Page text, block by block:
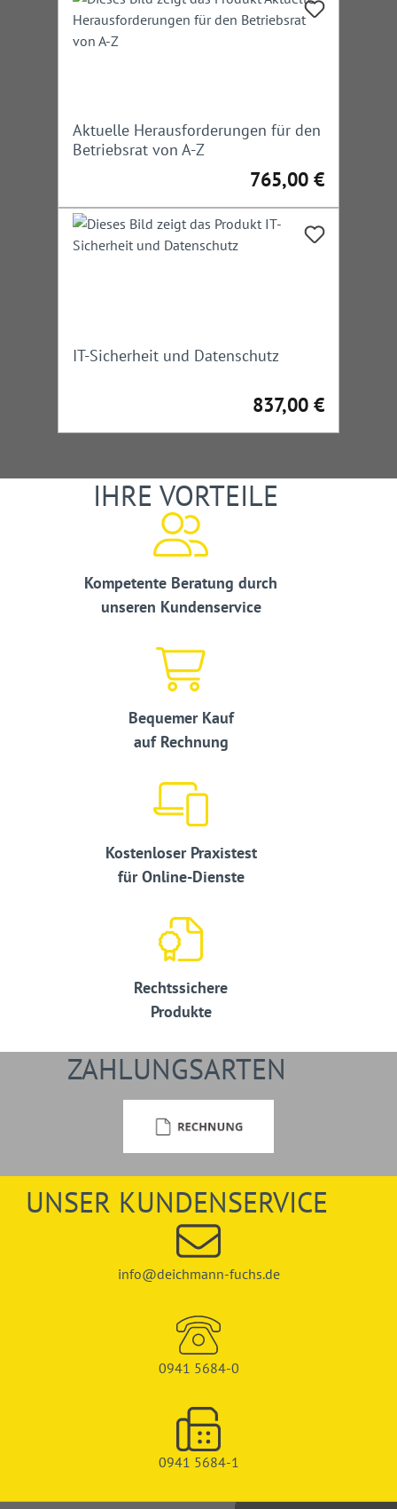
Aktuelle Herausforderungen für den
Betriebsrat von A-Z
Regulärer Preis:
765,00 €
IT-Sicherheit und Datenschutz
Regulärer Preis:
837,00 €
IHRE VORTEILE
Kompetente Beratung durch
unseren Kundenservice
Bequemer Kauf
auf Rechnung
Kostenloser Praxistest
für Online-Dienste
Rechtssichere
Produkte
ZAHLUNGSARTEN
UNSER KUNDENSERVICE
info@deichmann-fuchs.de
0941 5684-0
0941 5684-1